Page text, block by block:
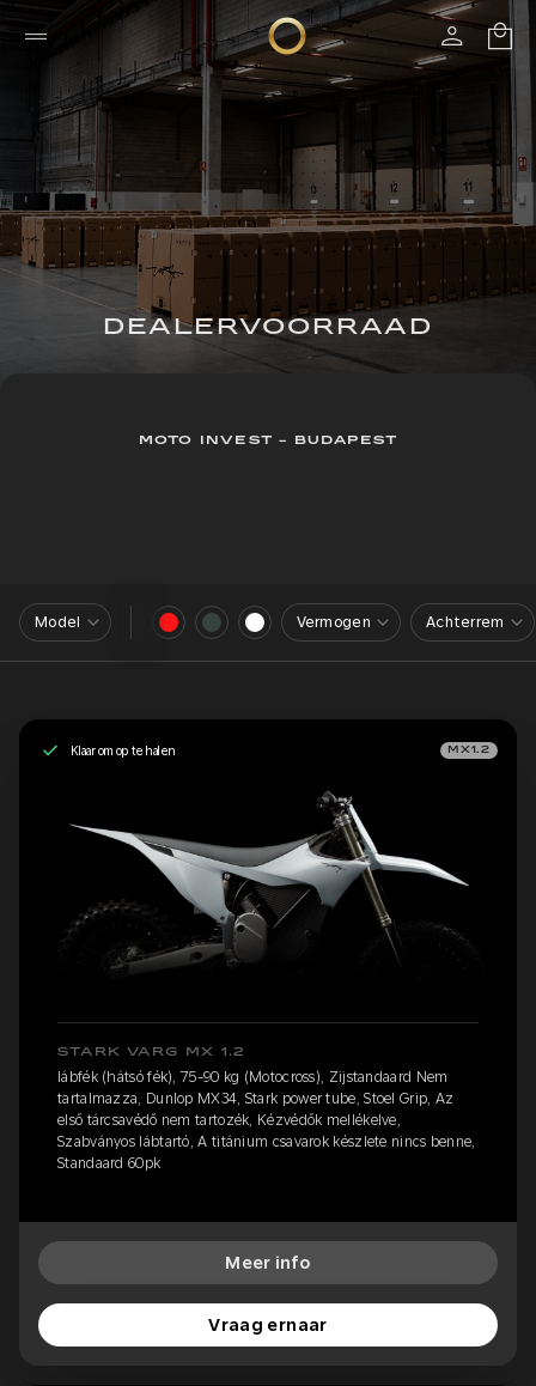
DEALERVOORRAAD
MOTO INVEST - BUDAPEST
Model Vermogen Achterrem
Klaar om op te halen MX1.2
STARK VARG MX 1.2
lábfék (hátsó fék), 75-90 kg (Motocross), Zijstandaard Nem
tartalmazza, Dunlop MX34, Stark power tube, Stoel Grip, Az
első tárcsavédő nem tartozék, Kézvédők mellékelve,
Szabványos lábtartó, A titánium csavarok készlete nincs benne,
Standaard 60pk
Meer info
Vraag ernaar